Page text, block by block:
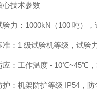
心技术参数
验力：1000kN（100 吨）
准：1 级试验机等级，试验
应：工作温度 - 10℃~45℃，
护：机架防护等级 IP54，